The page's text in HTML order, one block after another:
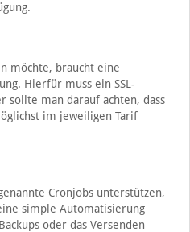
möchte, braucht eine
Hierfür muss ein SSL-
man darauf achten, dass
im jeweiligen Tarif
Cronjobs unterstützen,
simple Automatisierung
oder das Versenden